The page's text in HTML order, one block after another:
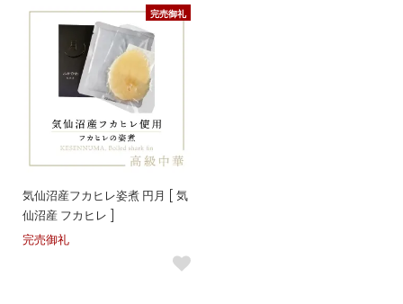
完売御礼
気仙沼産フカヒレ姿煮 円月 [ 気
仙沼産 フカヒレ ]
完売御礼